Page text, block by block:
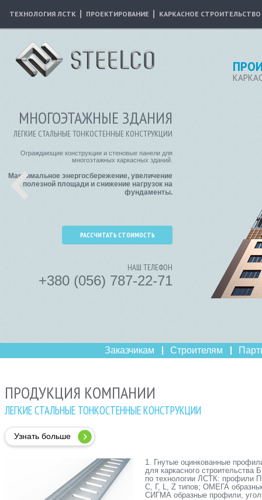
ТЕХНОЛОГИЯ ЛСТК ПРОЕКТИРОВАНИЕ КАРКАСНОЕ СТРОИТЕЛЬСТВО
МНОГОЭТАЖНЫЕ ЗДАНИЯ
ЛЕГКИЕ СТАЛЬНЫЕ ТОНКОСТЕННЫЕ КОНСТРУКЦИИ
Ограждающие конструкции и стеновые панели для
многоэтажных каркасных зданий.
Максимальное энергосбережение, увеличение
полезной площади и снижение нагрузок на
фундаменты.
РАССЧИТАТЬ СТОИМОСТЬ
НАШ ТЕЛЕФОН
+380 (056) 787-22-71
Заказчикам Строителям
ПРОДУКЦИЯ КОМПАНИИ
ЛЕГКИЕ СТАЛЬНЫЕ ТОНКОСТЕННЫЕ КОНСТРУКЦИИ
Узнать больше
1. Гнутые оцинкованные
для каркасного строительства
по технологии ЛСТК: профили
С, Г, L, Z типов; ОМЕГА
СИГМА образные профили,